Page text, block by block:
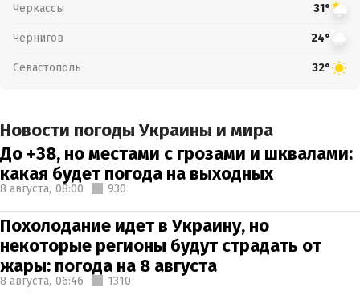
Черкассы 31°
Чернигов 24°
Севастополь 32°
Новости погоды Украины и мира
До +38, но местами с грозами и шквалами:
какая будет погода на выходных
8 августа, 08:00 930
Похолодание идет в Украину, но
некоторые регионы будут страдать от
жары: погода на 8 августа
8 августа, 06:46 1310